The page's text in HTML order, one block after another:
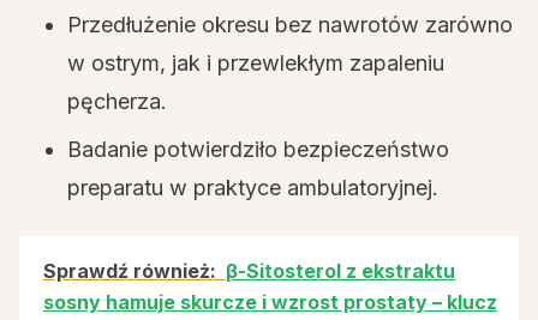
Przedłużenie okresu bez nawrotów zarówno
w ostrym, jak i przewlekłym zapaleniu
pęcherza.
Badanie potwierdziło bezpieczeństwo
preparatu w praktyce ambulatoryjnej.
Sprawdź również: β-Sitosterol z ekstraktu
sosny hamuje skurcze i wzrost prostaty – klucz